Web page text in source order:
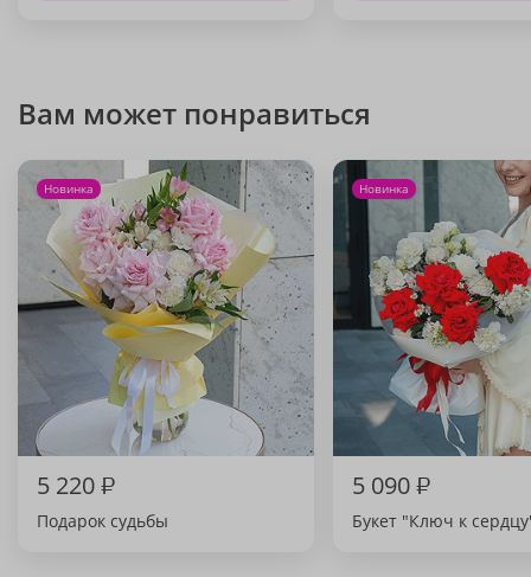
Вам может понравиться
Новинка
5 220₽
Подарок судьбы
Новинка
5 090₽
Букет "Ключ к